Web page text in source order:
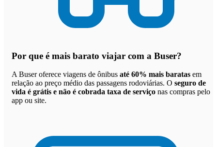
Por que é mais barato viajar com a Buser?
A Buser oferece viagens de ônibus até 60% mais baratas em
relação ao preço médio das passagens rodoviárias. O seguro de
vida é grátis e não é cobrada taxa de serviço nas compras pelo
app ou site.